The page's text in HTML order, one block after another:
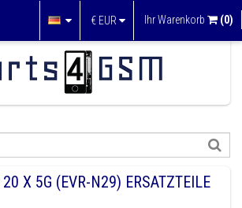
€ EUR Ihr Warenkorb (0)
X 5G (EVR-N29) ERSATZTEILE